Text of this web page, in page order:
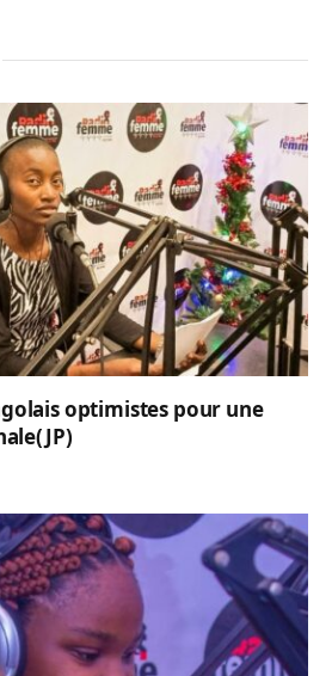
optimistes pour une